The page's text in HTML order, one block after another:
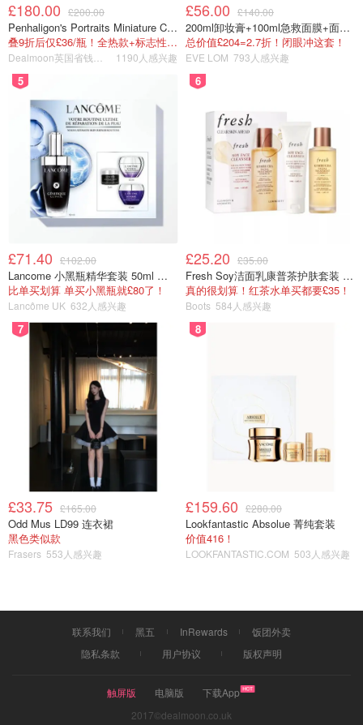
C La Mer经典面霜
这款面霜我不是每天都用哦 只是每天都在空调房里 有时候
皮肤太干了 感觉皮肤状态不稳定的时候使用！我会将小棕
瓶精华与金典面霜一起混合乳化 然后按压在脸上 轻轻按摩
3⃣️ 眼霜
£180.00 £200.00
Penhaligon's Portraits Miniature Collection 香氛套装 5瓶装
叠9折后仅£36/瓶！全热款+标志性兽首头
1190人感兴趣
£56.00 £140.00
200ml卸妆膏+100ml急救面膜+面霜+洁颜布
总价值£204=2.7折！闭眼冲这套！
EVE LOM 793人感兴趣
5
£71.40 £102.00
Lancome 小黑瓶精华套装 50ml 价值£162
比单买划算 单买小黑瓶就£80了！
Lancôme UK 632人感兴趣
6
£25.20 £35.00
Fresh Soy洁面乳康普茶护肤套装 100ml
真的很划算！红茶水单买都要£35！
Boots 584人感兴趣
7
£33.75 £165.00
Odd Mus LD99 连衣裙
黑色类似款
Frasers 553人感兴趣
8
£159.60 £280.00
Lookfantastic Absolue 菁纯套装
价值416！
LOOKFANTASTIC.COM 503人感兴趣
联系我们 黑五 InRewards
饭团外卖
隐私条款
用户协议 版权声明
触屏版 电脑版
下载App
2017©dealmoon.co.uk